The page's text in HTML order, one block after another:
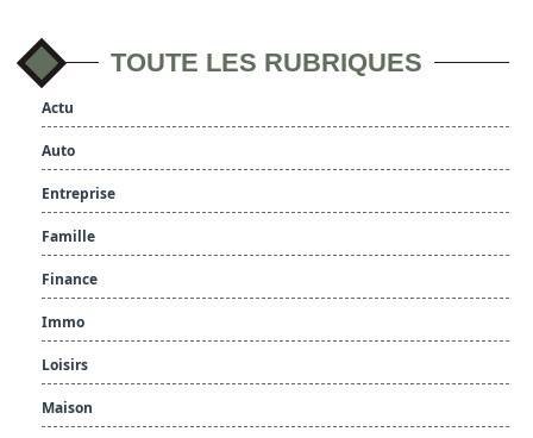
TOUTE LES RUBRIQUES
Actu
Auto
Entreprise
Famille
Finance
Immo
Loisirs
Maison